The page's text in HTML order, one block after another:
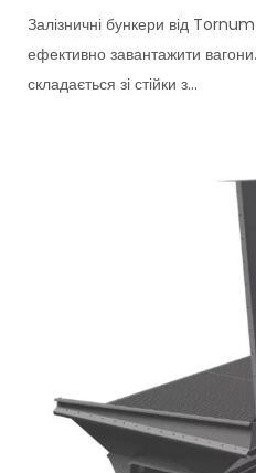
Залізничні бункери від
ефективно завантажити
складається зі стійки з...